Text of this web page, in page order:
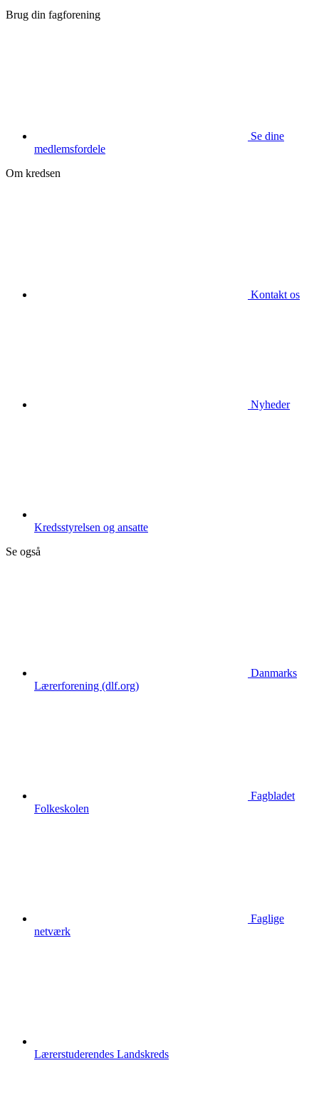
Brug din fagforening
Se dine
medlemsfordele
Om kredsen
Kontakt os
Nyheder
Kredsstyrelsen og ansatte
Se også
Danmarks
Lærerforening (dlf.org)
Fagbladet
Folkeskolen
Faglige
netværk
Lærerstuderendes Landskreds